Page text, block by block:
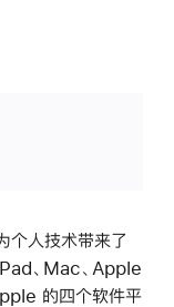
人技术带来了
、Mac、Apple
的四个软件平